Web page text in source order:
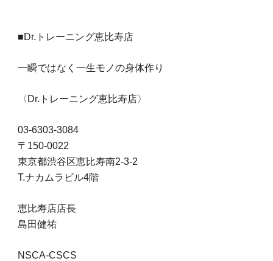
■Dr.トレーニング恵比寿店
一瞬ではなく一生モノの身体作り
〈Dr.トレーニング恵比寿店〉
03-6303-3084
〒150-0022
東京都渋谷区恵比寿南2-3-2
T.ナカムラビル4階
恵比寿店店長
島田健祐
NSCA-CSCS